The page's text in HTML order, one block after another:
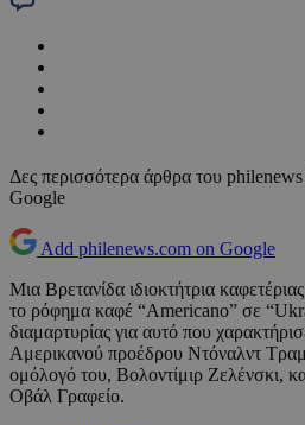
Δες περισσότερα άρθρα του philenews
Google
Add philenews.com on Google
Μια Βρετανίδα ιδιοκτήτρια
το ρόφημα καφέ “Americano” σε
διαμαρτυρίας για αυτό που
Αμερικανού προέδρου Ντόναλντ
ομόλογό του, Βολοντίμιρ Ζελένσκι,
Οβάλ Γραφείο.